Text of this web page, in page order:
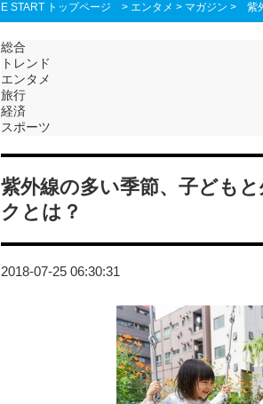
E START トップページ > エンタメ > マガジン > 紫
総合
トレンド
エンタメ
旅行
経済
スポーツ
紫外線の多い季節、子ども
クとは？
2018-07-25 06:30:31